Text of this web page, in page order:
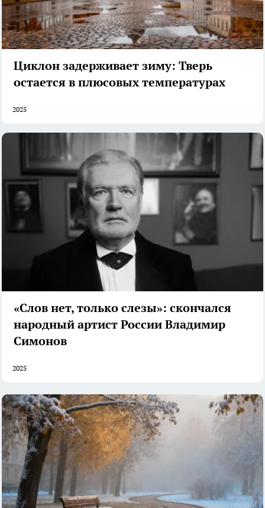
Циклон задерживает зиму: Тверь
остается в плюсовых температурах
2025
«Слов нет, только слезы»: скончался
народный артист России Владимир
Симонов
2025